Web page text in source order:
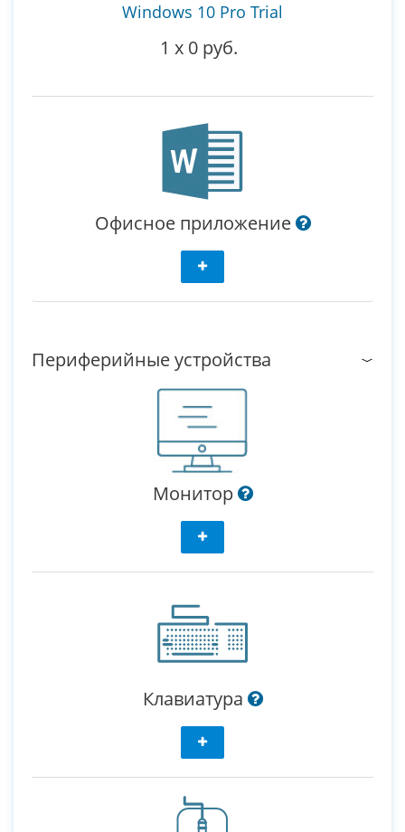
Windows 10 Pro Trial
1 x 0 руб.
Офисное приложение
Периферийные устройства
Монитор
Клавиатура